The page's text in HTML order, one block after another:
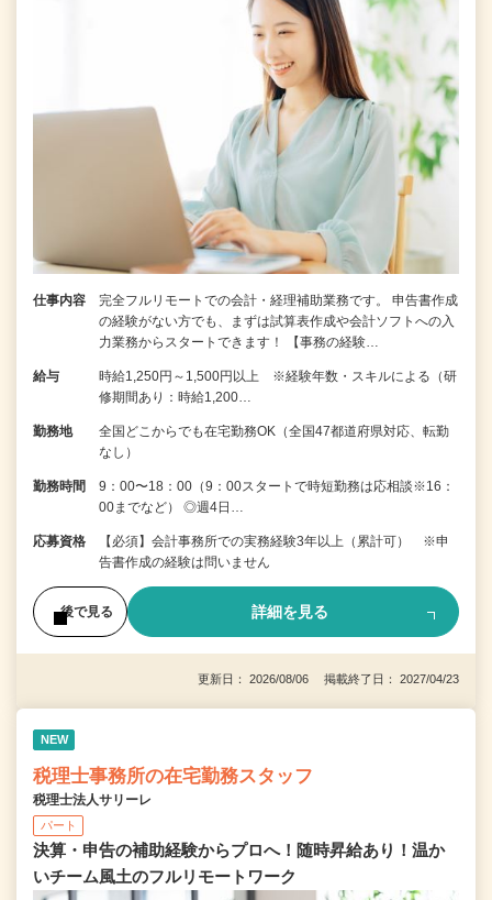
仕事内容
完全フルリモートでの会計・経理補助業務です。 申告書作成
の経験がない⽅でも、まずは試算表作成や会計ソフトへの⼊
⼒業務からスタートできます！ 【事務の経験…
給与
時給1,250円～1,500円以上 ※経験年数・スキルによる（研
修期間あり：時給1,200…
勤務地
全国どこからでも在宅勤務OK（全国47都道府県対応、転勤
なし）
勤務時間
9：00〜18：00（9：00スタートで時短勤務は応相談※16：
00までなど） ◎週4日…
応募資格
【必須】会計事務所での実務経験3年以上（累計可） ※申
告書作成の経験は問いません
後で見る 詳細を見る
更新日： 2026/08/06 掲載終了日： 2027/04/23
NEW
税理士事務所の在宅勤務スタッフ
税理士法人サリーレ
パート
決算・申告の補助経験からプロへ！随時昇給あり！温か
いチーム⾵⼟のフルリモートワーク